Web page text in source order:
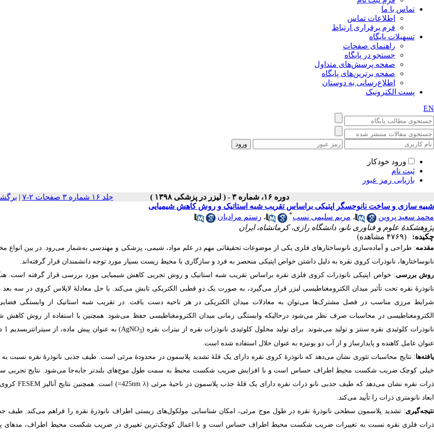
تماس با ما
اطلاعات تماس
فرم برقراری ارتباط
تسهیلات پایگاه
راهنمای صفحات
جستجو در پایگاه
صفحه پرسش‌های متداول
صفحه برترین‌های پایگاه
اطلاع‌رسانی به دوستان
پست الکترونیک
EN
ورود خودکار
ثبت نام
بازیابی رمز عبور
دوره ۱۶، شماره ۳ - ( لیزر در پزشکی ۱۳۹۸ ) جلد ۱۶ شماره ۳ صفحات ۲-۷ |
شبیه سازی و ساخت نانوحسگر اپتیکی براساس تقریب شبه استاتیک و روش کاهش شیمیایی
محمد سعید پروین
، مریم سلیمی نسب* ، رستم مرادیان
پژوهشکدۀ علوم و فناوری نانو، دانشگاه رازی، کرمانشاه، ایران
چکیده:
(۴۷۶۹ مشاهده)
مقدمه: طراحی و آماده‌سازی نانو­ساختارهای فلزی یکی از موضوعات تحقیقاتی مهم در علم مواد، شیمی، پزشکی و مهندسی به‌­شمار می‌رود. در بین انواع
نانو­ساختارها، نانو­ذرات کروی نقره به ‌دلیل داشتن خواص اپتیکی منحصر به فرد و سازگاری با محیط زیست بسیار مورد توجه دانشمندان قرار گرفته‌اند.
روش بررسی: خواص اپتیکی نانو­ذرات کروی فلزی نقره بر­اساس تقریب شبه­ استاتیک و روش تجربی کاهش شیمیایی مورد بررسی قرار گرفته‌ است.
نانو­ذرۀ نقره تحت تأثیر میدان الکترومغناطیسی لیزر قرار می‌گیرد، به صورت یک دو قطبی الکتریکی تابش می‌کند. با حل معادلۀ لاپلاس کروی در سه بعد
شرایط مرزی مناسب در فصل مشترک‌ها می‌توان به معادلات میدان الکتریکی در هر ناحیه دست یافت. در تقریب شبه­ استاتیک از وابستگی
الکترومغناطیسی در محاسبات صرف نظر می‌شود در­حالی­که وابستگی زمانی میدان الکترومغناطیسی حفظ می‌شود. همچنین با استفاده از روش کاهش
نانو­ذرات کلوئیدی نقره سنتز و تولید می‌شوند. برای تولید محلول کلوئیدی نانو­ذرات نقره از نیترات نقره ( AgNO3
)
عنوان عامل کاهنده و پایدارساز و از آب دو یونیزه به عنوان حلال استفاده شده است.
یافته‌ها: نتایج محاسبات تئوری نشان می‌دهد که نانو­ذرۀ کروی نقره دارای یک قلۀ تشدید پلاسمون در محدودۀ مرئی است. طیف جذبی نانو­ذرۀ نقره نسبت به
کوچک ضریب شکست محیط اطراف حساس است و با افزایش ضریب شکست محیط به سمت طول موج‌های بلندتر جابه‌جا می‌شود. نتایج تجربی
ذرات نقره نشان می‌دهد که طیف جذبی نانو ذرات نقره دارای یک قلۀ جذب پلاسمون در ناحیۀ مرئی (λ
=425nm) است. همچنین نتایج آنالیز FESEMکروی
ابعاد نانومتری ذرات را تأیید می‌کند.
نتیجه‌گیری: تشدید پلاسمون سطحی نانو­ذرۀ نقره در طول موج مرئی، امکان شناسایی مولکول‌های زیستی اطراف نانو­ذرۀ نقره را فراهم می‌کند. طیف
ذرات فلزی نقره نسبت به تغییرات ضریب شکست محیط اطراف حساس است و با اعمال کوچک‌ترین تغییری در ضریب شکست محیط اطراف، مدهای